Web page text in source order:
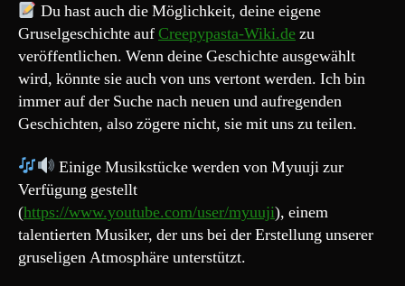
Du hast auch die Möglichkeit, deine eigene
Gruselgeschichte aufCreepypasta-Wiki.dezu
veröffentlichen. Wenn deine Geschichte ausgewählt
wird, könnte sie auch von uns vertont werden. Ich bin
immer auf der Suche nach neuen und aufregenden
Geschichten, also zögere nicht, sie mit uns zu teilen.
Einige Musikstücke werden von Myuuji zur
Verfügung gestellt
(https://www.youtube.com/user/myuuji), einem
talentierten Musiker, der uns bei der Erstellung unserer
gruseligen Atmosphäre unterstützt.